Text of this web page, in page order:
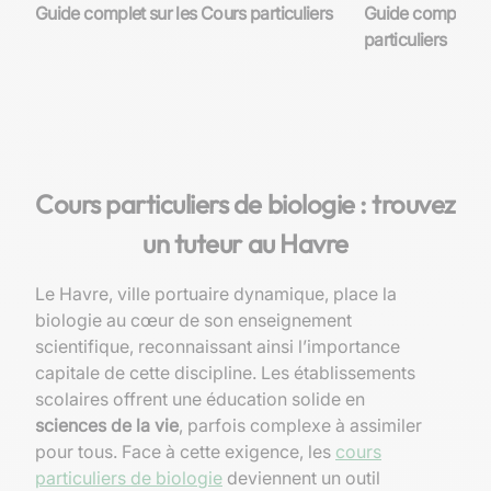
Guide complet sur les Cours particuliers
Guide complet
particuliers
Cours particuliers de biologie : trouvez
un tuteur au Havre
Le Havre, ville portuaire dynamique, place la
biologie au cœur de son enseignement
scientifique, reconnaissant ainsi l’importance
capitale de cette discipline. Les établissements
scolaires offrent une éducation solide en
sciences de la vie, parfois complexe à assimiler
pour tous. Face à cette exigence, les cours
particuliers de biologie deviennent un outil